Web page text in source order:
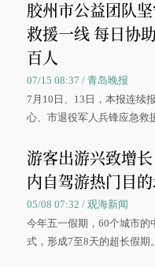
胶州市公益团队
救援一线 每日协
百人
07/15 08:37 / 青岛晚报
7月10日、13日，本报连续
心、市退役军人兵锋应急救
游客出游兴致增
内自驾游热门目
05/08 07:32 / 观海新闻
今年五一假期，60个城市的
式，形成7至8天的超长假期